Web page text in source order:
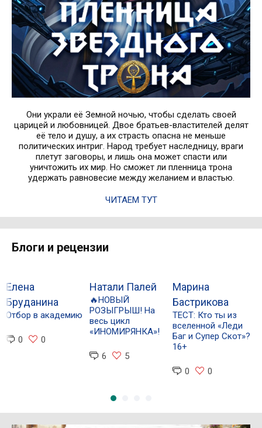
Они украли её Земной ночью, чтобы сделать своей
царицей и любовницей. Двое братьев-властителей делят
её тело и душу, а их страсть опасна не меньше
политических интриг. Народ требует наследницу, враги
плетут заговоры, и лишь она может спасти или
уничтожить их мир. Но сможет ли пленница трона
удержать равновесие между желанием и властью.
ЧИТАЕМ ТУТ
Блоги и рецензии
Елена
Бруданина
Отбор в академию
0 0
Натали Палей
🔥НОВЫЙ
РОЗЫГРЫШ! На
весь цикл
«ИНОМИРЯНКА»!
6 5
Марина
Бастрикова
ТЕСТ: Кто ты из
вселенной «Леди
Баг и Супер Скот»?
16+
0 0